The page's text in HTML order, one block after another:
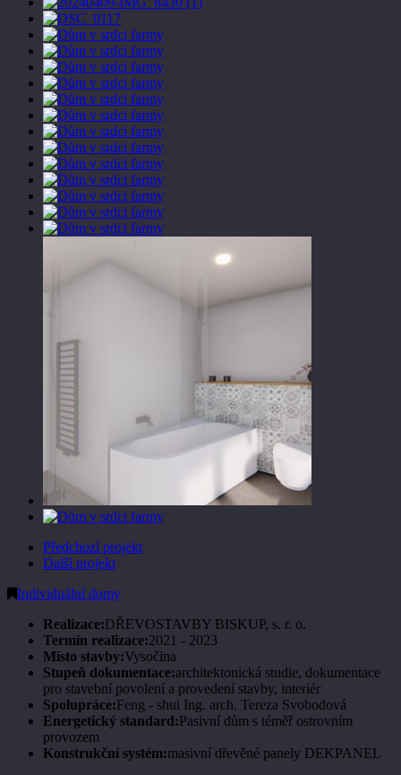
Předchozí projekt
Další projekt
Individuální domy
Realizace:DŘEVOSTAVBY BISKUP, s. r. o.
Termín realizace:2021 - 2023
Místo stavby:Vysočina
Stupeň dokumentace:architektonická studie, dokumentace
pro stavební povolení a provedení stavby, interiér
Spolupráce:Feng - shui Ing. arch. Tereza Svobodová
Energetický standard:Pasivní dům s téměř ostrovním
provozem
Konstrukční systém:masivní dřevěné panely DEKPANEL